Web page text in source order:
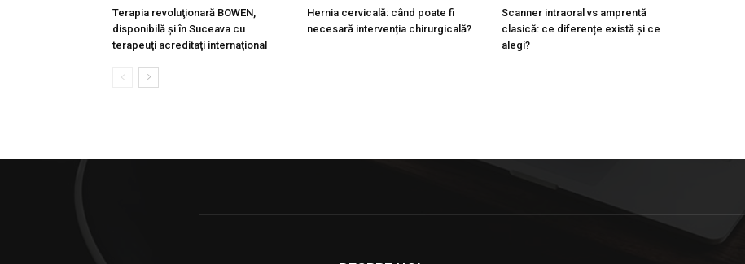
Terapia revoluţionară BOWEN,
disponibilă şi în Suceava cu
terapeuţi acreditaţi internaţional
Hernia cervicală: când poate fi
necesară intervenția chirurgicală?
Scanner intraoral vs amprentă
clasică: ce diferențe există și ce
alegi?